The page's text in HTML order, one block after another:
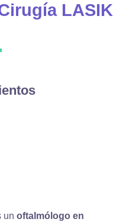
LASIK
un oftalmólogo en